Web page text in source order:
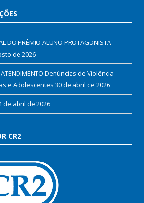
DO PRÊMIO ALUNO PROTAGONISTA –
de 2026
ATENDIMENTO Denúncias de Violência
e Adolescentes 30 de abril de 2026
de abril de 2026
CR2